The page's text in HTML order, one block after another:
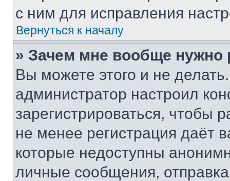
с ним для исправления
Вернуться к началу
» Зачем мне вообще нужно
Вы можете этого и не
администратор настроил
зарегистрироваться, чтобы
не менее регистрация даёт
которые недоступны
личные сообщения,